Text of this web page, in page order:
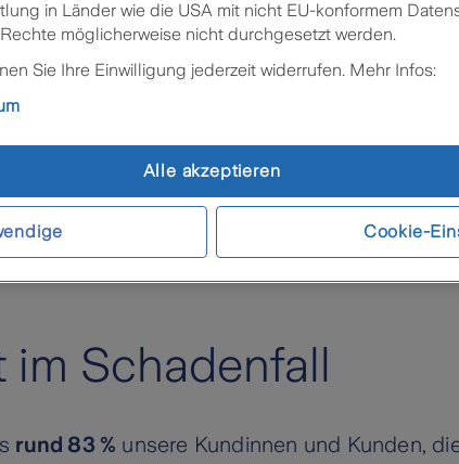
Kfz-Schaden
Rechtsfall
Notfallhilfe (Assistance)
Downloads
Schadenfall
rund 83 % unsere Kundinnen und Kunden,
in Länder wie die USA mit nicht EU-konformem
möglicherweise nicht durchgesetzt werden.
Sie Ihre Einwilligung jederzeit widerrufen. Mehr Infos:
Alle akzeptieren
Cookie-